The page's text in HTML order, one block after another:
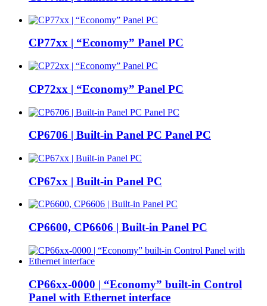
CP77xx | “Economy” Panel PC
CP72xx | “Economy” Panel PC
CP6706 | Built-in Panel PC Panel PC
CP67xx | Built-in Panel PC
CP6600, CP6606 | Built-in Panel PC
CP66xx-0000 | “Economy” built-in Control
Panel with Ethernet interface